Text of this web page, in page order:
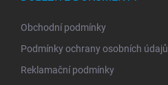
Obchodní podmínky
Podmínky ochrany osobních údajů
Reklamační podmínky